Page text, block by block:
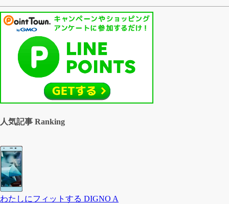
人気記事 Ranking
わたしにフィットする DIGNO A